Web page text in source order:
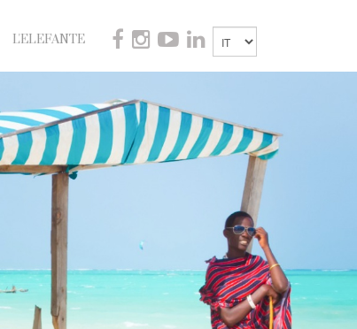
L'ELEFANTE